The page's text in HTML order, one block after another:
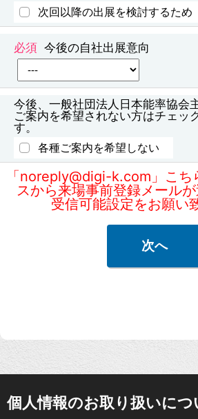
次回以降の出展を検討するため
今後の自社出展意向
今後、一般社団法人日本能率協会
ご案内を希望されない方はチェッ
す。
各種ご案内を希望しない
「noreply@digi-k.com」こち
スから来場事前登録メール
受信可能設定をお願い
個人情報のお取り扱いにつ